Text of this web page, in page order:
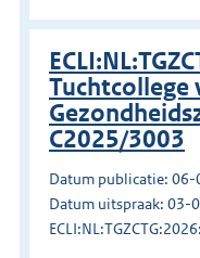
Tuchtcollege
C2025/3003
Datum publicatie:
Datum uitspraak: 03-